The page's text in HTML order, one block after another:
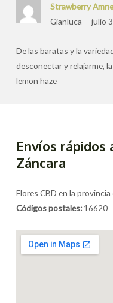
Strawberry
Gianluca
julio
De las baratas y la
desconectar y relajarme,
lemon haze
Envíos rápidos
Záncara
Flores CBD en la
Códigos postales: 16620